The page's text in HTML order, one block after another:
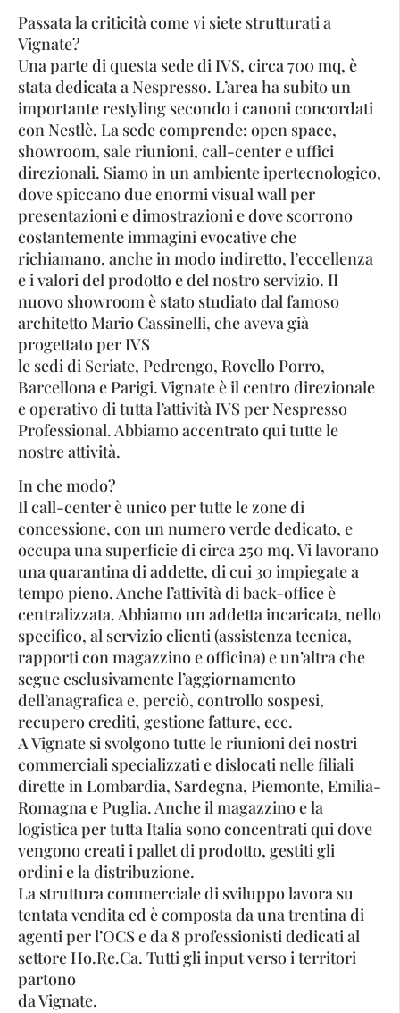
Passata la criticità come vi siete strutturati a
Vignate?
Una parte di questa sede di IVS, circa 700 mq, è
stata dedicata a Nespresso. L’area ha subito un
importante restyling secondo i canoni concordati
con Nestlè. La sede comprende: open space,
showroom, sale riunioni, call-center e uffici
direzionali. Siamo in un ambiente ipertecnologico,
dove spiccano due enormi visual wall per
presentazioni e dimostrazioni e dove scorrono
costantemente immagini evocative che
richiamano, anche in modo indiretto, l’eccellenza
e i valori del prodotto e del nostro servizio. II
nuovo showroom è stato studiato dal famoso
architetto Mario Cassinelli, che aveva già
progettato per IVS
le sedi di Seriate, Pedrengo, Rovello Porro,
Barcellona e Parigi. Vignate è il centro direzionale
e operativo di tutta l’attività IVS per Nespresso
Professional. Abbiamo accentrato qui tutte le
nostre attività.
In che modo?
Il call-center è unico per tutte le zone di
concessione, con un numero verde dedicato, e
occupa una superficie di circa 250 mq. Vi lavorano
una quarantina di addette, di cui 30 impiegate a
tempo pieno. Anche l’attività di back-office è
centralizzata. Abbiamo un addetta incaricata, nello
specifico, al servizio clienti (assistenza tecnica,
rapporti con magazzino e officina) e un’altra che
segue esclusivamente l’aggiornamento
dell’anagrafica e, perciò, controllo sospesi,
recupero crediti, gestione fatture, ecc.
A Vignate si svolgono tutte le riunioni dei nostri
commerciali specializzati e dislocati nelle filiali
dirette in Lombardia, Sardegna, Piemonte, Emilia-
Romagna e Puglia. Anche il magazzino e la
logistica per tutta Italia sono concentrati qui dove
vengono creati i pallet di prodotto, gestiti gli
ordini e la distribuzione.
La struttura commerciale di sviluppo lavora su
tentata vendita ed è composta da una trentina di
agenti per l’OCS e da 8 professionisti dedicati al
settore Ho.Re.Ca. Tutti gli input verso i territori
partono
da Vignate.